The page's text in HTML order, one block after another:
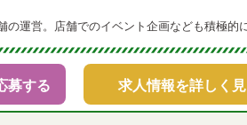
の運営。店舗でのイベント企画なども積極的
募する 求人情報を詳しく